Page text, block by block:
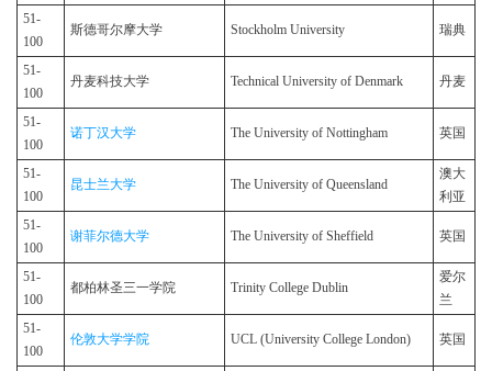
51-
100
斯德哥尔摩大学 Stockholm University 瑞典
51-
100
丹麦科技大学 Technical University of Denmark 丹麦
51-
100
诺丁汉大学 The University of Nottingham 英国
51-
100
昆士兰大学 The University of Queensland
澳大
利亚
51-
100
谢菲尔德大学 The University of Sheffield 英国
51-
100
都柏林圣三一学院 Trinity College Dublin
爱尔
兰
51-
100
伦敦大学学院 UCL (University College London) 英国